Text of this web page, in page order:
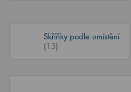
Skříňky podle umístění
(13)